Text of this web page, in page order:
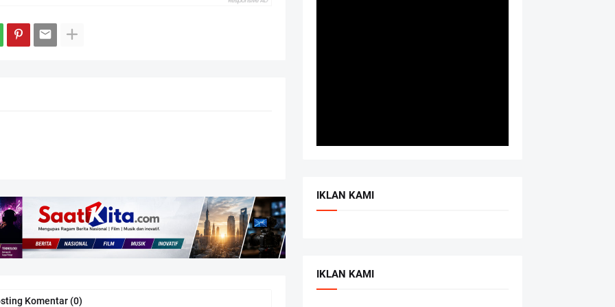
Komentar (0)
IKLAN KAMI
IKLAN KAMI